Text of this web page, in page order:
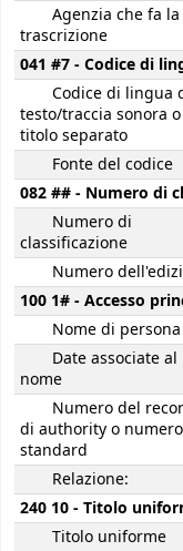
Agenzia che fa la
trascrizione
041 #7 - Codice di
Codice di lingua
testo/traccia sonora o
titolo separato
Fonte del codice
082 ## - Numero di
Numero di
classificazione
Numero
100 1# - Accesso
Nome di persona
Date associate al
nome
Numero del
di authority o numero
standard
Relazione:
240 10 - Titolo
Titolo uniforme